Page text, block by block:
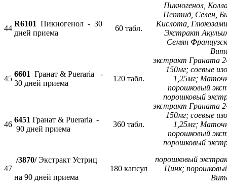
44
R6101 Пикногенол - 30
дней приема
60 табл.
Пикногенол,
Пептид, Селен,
Кислота,
Экстракт
Семян
45
6601 Гранат & Pueraria -
30 дней приема
120 табл.
экстракт Граната
150мг; соевые
1,25мг;
порошковый
порошковый
46
6451 Гранат & Pueraria -
90 дней приема
360 табл.
экстракт Граната
150мг; соевые
1,25мг;
порошковый
порошковый
47
/3870/Экстракт Устриц
на 90 дней приема
180 капсул
порошковый
Цинк;